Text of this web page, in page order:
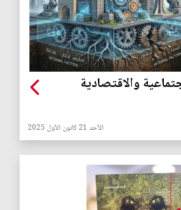
والاقتصادية
الأحد 21 كانون الأول 2025